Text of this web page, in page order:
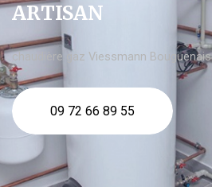
ARTISAN
chaudière gaz Viessmann Bouguenais
09 72 66 89 55